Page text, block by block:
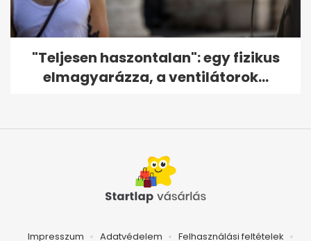
"Teljesen haszontalan": egy fizikus
elmagyarázza, a ventilátorok...
Impresszum Adatvédelem Felhasználási feltételek